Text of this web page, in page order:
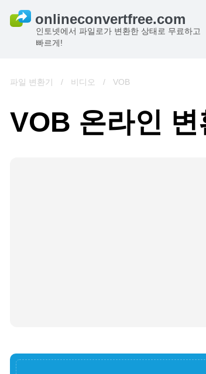
인토넷에서 파일로가 변환한 상태로 무료하고
빠르게!
파일 변환기 / 비디오 / VOB
VOB 온라인 변